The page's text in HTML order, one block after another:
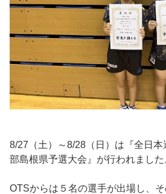
8/27（土）～8/28（日）は『全日
部島根県予選大会』が行われました
OTSからは５名の選手が出場し、